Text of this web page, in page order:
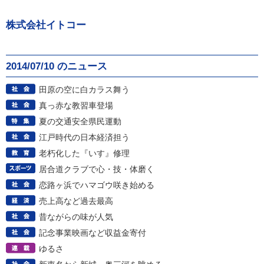
株式会社イトコー
2014/07/10 のニュース
田原の空に白カラス舞う
真っ赤な教習車登場
夏の交通安全県民運動
江戸時代の日本経済担う
老朽化した『いす』修理
居合道クラブで心・技・体磨く
恋路ヶ浜でハマゴウ咲き始める
売上高など過去最高
昔ながらの味が人気
記念事業映画など収益金寄付
ゆるさ